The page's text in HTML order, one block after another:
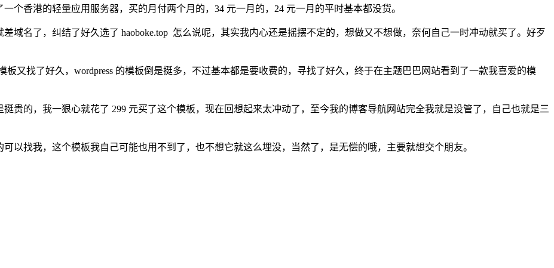
个香港的轻量应用服务器，买的月付两个月的，34 元一月的，24 元一月的平时基本都没货。
差域名了，纠结了好久选了 haoboke.top 怎么说呢，其实我内心还是摇摆不定的，想做又不想做，奈何自己一时冲动就买了。好歹
板又找了好久，wordpress 的模板倒是挺多，不过基本都是要收费的，寻找了好久，终于在主题巴巴网站看到了一款我喜爱的模
挺贵的，我一狠心就花了 299 元买了这个模板，现在回想起来太冲动了，至今我的博客导航网站完全我就是没管了，自己也就是三
以找我，这个模板我自己可能也用不到了，也不想它就这么埋没，当然了，是无偿的哦，主要就想交个朋友。